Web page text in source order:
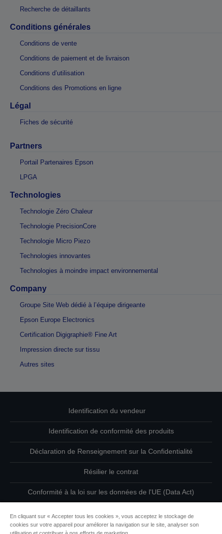
Recherche de détaillants
Conditions générales
Conditions de vente
Conditions de paiement et de livraison
Conditions d’utilisation
Conditions des Promotions en ligne
Légal
Fiches de sécurité
Partners
Portail Partenaires Epson
LPGA
Technologies
Technologie Zéro Chaleur
Technologie PrecisionCore
Technologie Micro Piezo
Technologies innovantes
Technologies à moindre impact environnemental
Company
Groupe Site Web dédié à l’équipe dirigeante
Epson Europe Electronics
Certification Digigraphie® Fine Art
Impression directe sur tissu
Autres sites
Identification du vendeur
Identification de conformité des produits
Déclaration de Renseignement sur la Confidentialité
Résilier le contrat
Conformité à la loi sur les données de l'UE (Data Act)
En cliquant sur « Accepter tous les cookies », vous acceptez le stockage de
cookies sur votre appareil pour améliorer la navigation sur le site, analyser son